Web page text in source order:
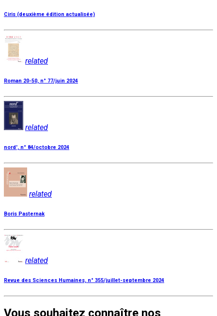
Ciris (deuxième édition actualisée)
related
Roman 20-50, n° 77/juin 2024
related
nord', n° 84/octobre 2024
related
Boris Pasternak
related
Revue des Sciences Humaines, n° 355/juillet-septembre 2024
Vous souhaitez connaître nos